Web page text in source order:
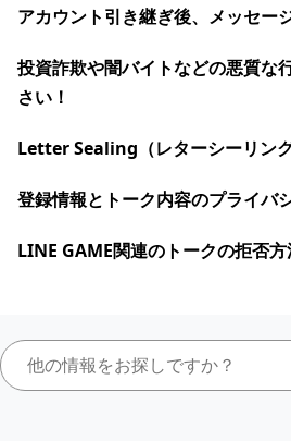
アカウント引き継ぎ後、メッセー
投資詐欺や闇バイトなどの悪質な
さい！
Letter Sealing（レターシーリン
登録情報とトーク内容のプライバ
LINE GAME関連のトークの拒否方